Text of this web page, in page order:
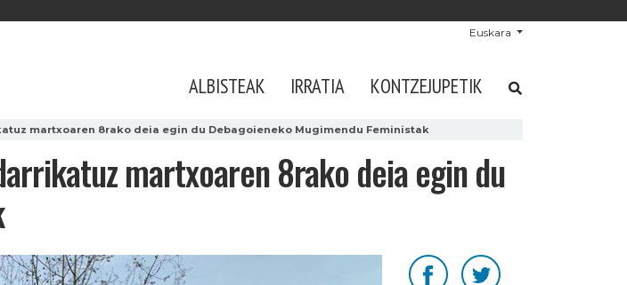
Euskara
ALBISTEAK IRRATIA KONTZEJUPETIK
martxoaren 8rako deia egin du Debagoieneko Mugimendu Feministak
martxoaren 8rako deia egin du